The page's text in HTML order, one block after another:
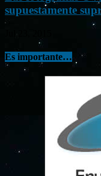
supuestamente
Es importante…